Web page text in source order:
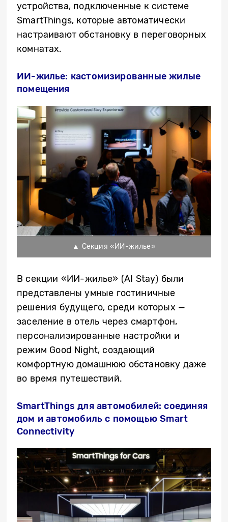
устройства, подключенные к системе
SmartThings, которые автоматически
настраивают обстановку в переговорных
комнатах.
ИИ-жилье: кастомизированные жилые
помещения
▲ Секция «ИИ-жилье»
В секции «ИИ-жилье» (AI Stay) были
представлены умные гостиничные
решения будущего, среди которых —
заселение в отель через смартфон,
персонализированные настройки и
режим Good Night, создающий
комфортную домашнюю обстановку даже
во время путешествий.
SmartThings для автомобилей: соединяя
дом и автомобиль с помощью Smart
Connectivity